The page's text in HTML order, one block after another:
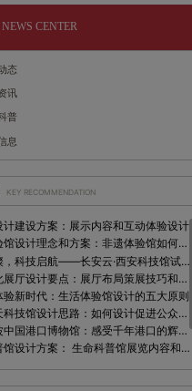
NEWS CENTER
态
讯
普
息
KEY RECOMMENDATION
计建设方案：展示内容和互动体验设计
非遗体验馆设计理念和方案：非遗体验馆如何本土化设计？
星辰璀璨，科技启航——长安云·西安科技馆试营业，邀您共赴未来之旅！
非遗文化展厅设计要点：展厅布局策展技巧和创新元素
验新时代：生活体验馆设计的五大原则
航空航天科技馆设计思路：如何设计促进公众的兴趣
探秘宁波中国港口博物馆：感受千年港口的辉煌与变迁
生命科普馆设计方案： ​生命科普馆展览内容和互动方式
馆设计：打造身临其境的奇妙世界